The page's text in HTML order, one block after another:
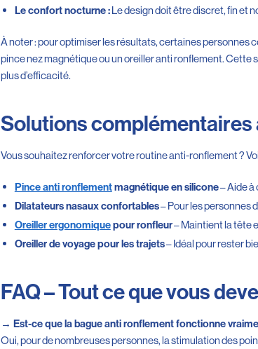
Le confort nocturne :Le design doit être discret, fin et
À noter : pour optimiser les résultats, certaines personnes
pince nez magnétique ou un oreiller anti ronflement.
plus d’efficacité.
Solutions
Vous souhaitez renforcer votre routine anti-ronflement ?
Pince anti ronflementmagnétique en silicone– Aide à
Dilatateurs nasaux confortables– Pour les personnes
Oreiller ergonomiquepour ronfleur– Maintient la tête
Oreiller de voyage pour les trajets– Idéal pour rester
FAQ – Tout ce que vous
→ Est-ce que la bague anti ronflement fonctionne
Oui, pour de nombreuses personnes, la stimulation des